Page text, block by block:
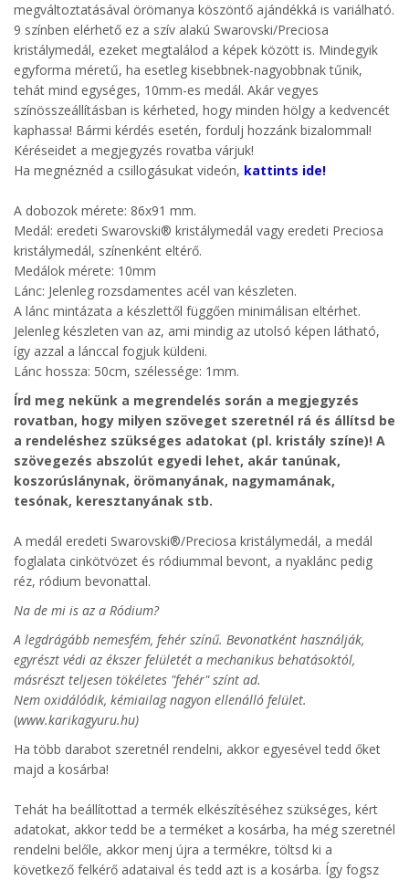
megváltoztatásával örömanya köszöntő ajándékká is variálható.
9 színben elérhető ez a szív alakú Swarovski/Preciosa
kristálymedál, ezeket megtalálod a képek között is. Mindegyik
egyforma méretű, ha esetleg kisebbnek-nagyobbnak tűnik,
tehát mind egységes, 10mm-es medál. Akár vegyes
színösszeállításban is kérheted, hogy minden hölgy a kedvencét
kaphassa! Bármi kérdés esetén, fordulj hozzánk bizalommal!
Kéréseidet a megjegyzés rovatba várjuk!
Ha megnéznéd a csillogásukat videón, kattints ide!
A dobozok mérete: 86x91 mm.
Medál: eredeti Swarovski® kristálymedál vagy eredeti Preciosa
kristálymedál, színenként eltérő.
Medálok mérete: 10mm
Lánc: Jelenleg rozsdamentes acél van készleten.
A lánc mintázata a készlettől függően minimálisan eltérhet.
Jelenleg készleten van az, ami mindig az utolsó képen látható,
így azzal a lánccal fogjuk küldeni.
Lánc hossza: 50cm, szélessége: 1mm.
Írd meg nekünk a megrendelés során a megjegyzés
rovatban, hogy milyen szöveget szeretnél rá és állítsd be
a rendeléshez szükséges adatokat (pl. kristály színe)! A
szövegezés abszolút egyedi lehet, akár tanúnak,
koszorúslánynak, örömanyának, nagymamának,
tesónak, keresztanyának stb.
A medál eredeti Swarovski®/Preciosa kristálymedál, a medál
foglalata cinkötvözet és ródiummal bevont, a nyaklánc pedig
réz, ródium bevonattal.
Na de mi is az a Ródium?
A legdrágább nemesfém, fehér színű. Bevonatként használják,
egyrészt védi az ékszer felületét a mechanikus behatásoktól,
másrészt teljesen tökéletes "fehér" színt ad.
Nem oxidálódik, kémiailag nagyon ellenálló felület.
(www.karikagyuru.hu)
Ha több darabot szeretnél rendelni, akkor egyesével tedd őket
majd a kosárba!
Tehát ha beállítottad a termék elkészítéséhez szükséges, kért
adatokat, akkor tedd be a terméket a kosárba, ha még szeretnél
rendelni belőle, akkor menj újra a termékre, töltsd ki a
következő felkérő adataival és tedd azt is a kosárba. Így fogsz